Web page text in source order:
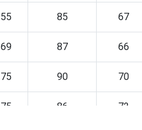
55 85 67
69 87 66
75 90 70
75 86 72